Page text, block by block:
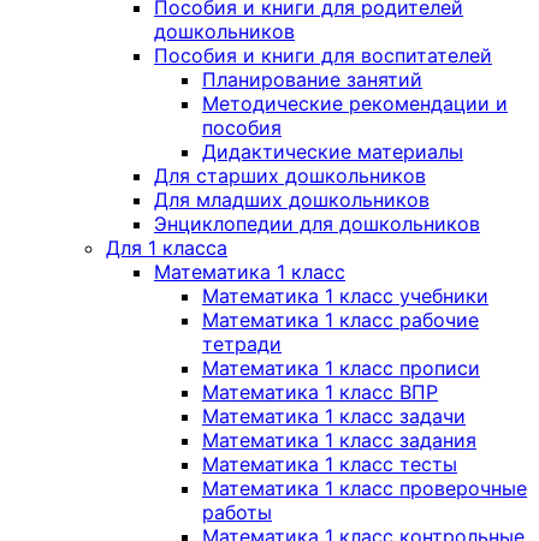
Пособия и книги для родителей
дошкольников
Пособия и книги для воспитателей
Планирование занятий
Методические рекомендации и
пособия
Дидактические материалы
Для старших дошкольников
Для младших дошкольников
Энциклопедии для дошкольников
Для 1 класса
Математика 1 класс
Математика 1 класс учебники
Математика 1 класс рабочие
тетради
Математика 1 класс прописи
Математика 1 класс ВПР
Математика 1 класс задачи
Математика 1 класс задания
Математика 1 класс тесты
Математика 1 класс проверочные
работы
Математика 1 класс контрольные